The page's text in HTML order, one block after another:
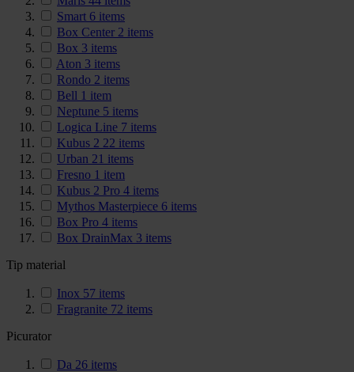
Smart 6 items
Box Center 2 items
Box 3 items
Aton 3 items
Rondo 2 items
Bell 1 item
Neptune 5 items
Logica Line 7 items
Kubus 2 22 items
Urban 21 items
Fresno 1 item
Kubus 2 Pro 4 items
Mythos Masterpiece 6 items
Box Pro 4 items
Box DrainMax 3 items
Tip material
Inox 57 items
Fragranite 72 items
Picurator
Da 26 items